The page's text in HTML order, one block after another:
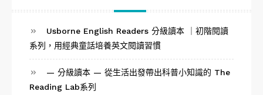
Usborne English Readers 分級讀本 ｜初階閱讀
系列，用經典童話培養英文閱讀習慣
— 分級讀本 — 從生活出發帶出科普小知識的 The
Reading Lab系列